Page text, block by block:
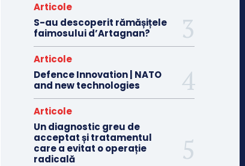
Articole
S-au descoperit rămășițele
faimosului d’Artagnan?
Articole
Defence Innovation | NATO
and new technologies
Articole
Un diagnostic greu de
acceptat și tratamentul
care a evitat o operație
radicală